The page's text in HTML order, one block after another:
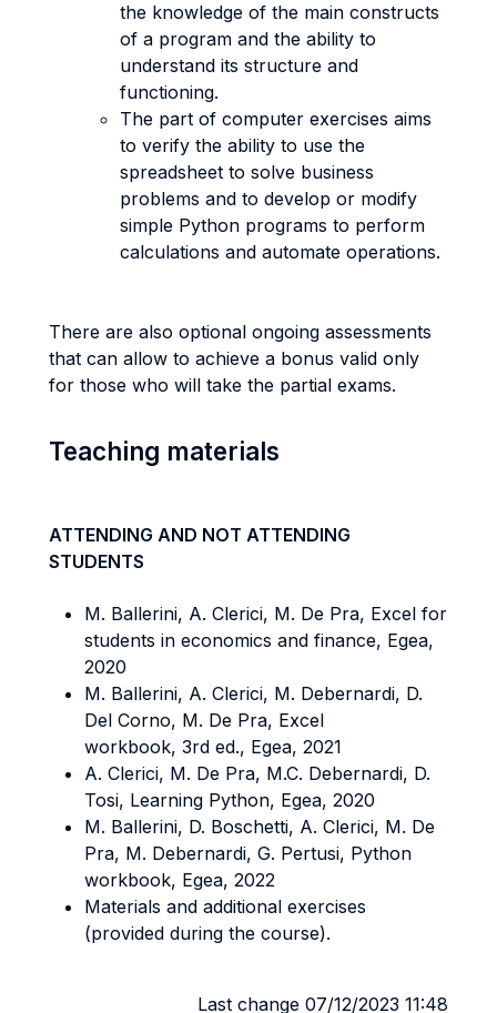
the knowledge of the main constructs
of a program and the ability to
understand its structure and
functioning.
The part of computer exercises aims
to verify the ability to use the
spreadsheet to solve business
problems and to develop or modify
simple Python programs to perform
calculations and automate operations.
There are also optional ongoing assessments
that can allow to achieve a bonus valid only
for those who will take the partial exams.
Teaching materials
ATTENDING AND NOT ATTENDING
STUDENTS
M. Ballerini, A. Clerici, M. De Pra, Excel for
students in economics and finance, Egea,
2020
M. Ballerini, A. Clerici, M. Debernardi, D.
Del Corno, M. De Pra, Excel
workbook, 3rd ed., Egea, 2021
A. Clerici, M. De Pra, M.C. Debernardi, D.
Tosi, Learning Python, Egea, 2020
M. Ballerini, D. Boschetti, A. Clerici, M. De
Pra, M. Debernardi, G. Pertusi, Python
workbook, Egea, 2022
Materials and additional exercises
(provided during the course).
Last change 07/12/2023 11:48